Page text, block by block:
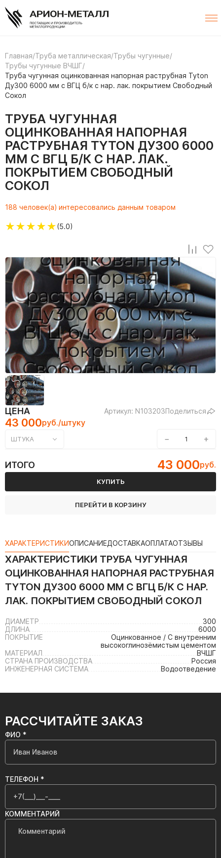
Главная/Труба металлическая/Трубы чугунные/
Трубы чугунные ВЧШГ/
Труба чугунная оцинкованная напорная раструбная Tyton
Ду300 6000 мм с ВГЦ б/к с нар. лак. покрытием Свободный
Сокол
ТРУБА ЧУГУННАЯ
ОЦИНКОВАННАЯ НАПОРНАЯ
РАСТРУБНАЯ TYTON ДУ300 6000
ММ С ВГЦ Б/К С НАР. ЛАК.
ПОКРЫТИЕМ СВОБОДНЫЙ
СОКОЛ
188 человек(а) интересовались данным товаром
★★★★★(5.0)
ЦЕНА Артикул: N103203Поделиться
43 000руб./штуку
ШТУКА − +
ИТОГО 43 000руб.
КУПИТЬ
ПЕРЕЙТИ В КОРЗИНУ
ХАРАКТЕРИСТИКИОПИСАНИЕДОСТАВКАОПЛАТАОТЗЫВЫ
ХАРАКТЕРИСТИКИ ТРУБА ЧУГУННАЯ
ОЦИНКОВАННАЯ НАПОРНАЯ РАСТРУБНАЯ
TYTON ДУ300 6000 ММ С ВГЦ Б/К С НАР.
ЛАК. ПОКРЫТИЕМ СВОБОДНЫЙ СОКОЛ
ДИАМЕТР
300
ДЛИНА
6000
ПОКРЫТИЕ
Оцинкованное / С внутренним
высокоглинозёмистым цементом
МАТЕРИАЛ
ВЧШГ
СТРАНА ПРОИЗВОДСТВА
Россия
ИНЖЕНЕРНАЯ СИСТЕМА
Водоотведение
РАССЧИТАЙТЕ ЗАКАЗ
ФИО *
ТЕЛЕФОН *
КОММЕНТАРИЙ